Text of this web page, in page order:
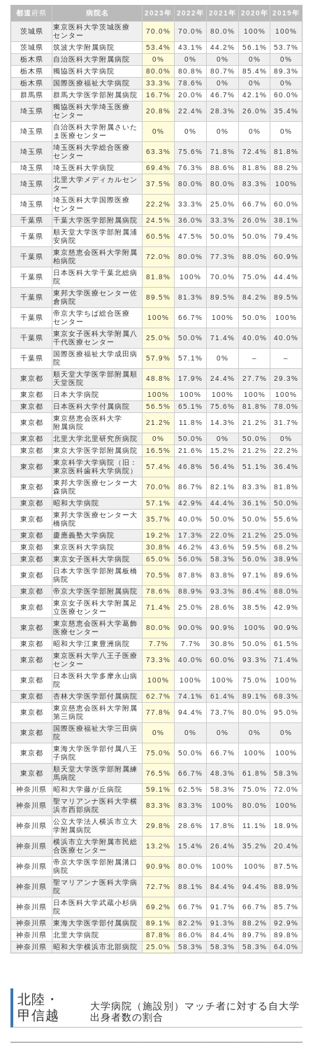
都道府県 病院名 2023年 2022年 2021年 2020年 2019年
茨城県
東京医科大学茨城医療
センター
70.0% 70.0% 80.0% 100% 100%
茨城県 筑波大学附属病院 53.4% 43.1% 44.2% 56.1%
53.7%
栃木県
自治医科大学附属病院 0% 0% 0% 0%
0%
栃木県
獨協医科大学病院 80.0% 80.8% 80.7% 85.4%
89.3%
栃木県
国際医療福祉大学病院 33.3% 78.6% 0% 0%
0%
群馬県
群馬大学医学部附属病院 16.7% 20.0% 46.7% 42.1% 60.0%
埼玉県
獨協医科大学埼玉医療
センター
20.8% 22.4% 28.3% 26.0% 35.4%
埼玉県
自治医科大学附属さいた
ま医療センター
0% 0% 0% 0% 0%
埼玉県
埼玉医科大学総合医療
センター
63.3% 75.6% 71.8% 72.4% 81.8%
埼玉県 埼玉医科大学病院 69.4% 76.3% 88.6% 81.8% 88.2%
埼玉県
北里大学メディカルセン
ター
37.5% 80.0% 80.0% 83.3% 100%
埼玉県
埼玉医科大学国際医療
センター
22.2% 33.3% 25.0% 66.7% 60.0%
千葉県 千葉大学医学部附属病院 24.5% 36.0% 33.3% 26.0% 38.1%
千葉県
順天堂大学医学部附属浦
安病院
60.5% 47.5% 50.0% 50.0% 79.4%
千葉県
東京慈恵会医科大学附属
柏病院
72.0% 80.0% 77.3% 88.0% 60.9%
千葉県
日本医科大学千葉北総病
院
81.8% 100% 70.0% 75.0% 44.4%
千葉県
東邦大学医療センター佐
倉病院
89.5% 81.3% 89.5% 84.2% 89.5%
千葉県
帝京大学ちば総合医療
センター
100% 66.7% 100% 50.0% 100%
千葉県
東京女子医科大学附属八
千代医療センター
25.0% 50.0% 71.4% 40.0% 40.0%
千葉県
国際医療福祉大学成田病
院
57.9% 57.1% 0% – –
東京都
順天堂大学医学部附属順
天堂医院
48.8% 17.9% 24.4% 27.7% 29.3%
東京都 日本大学病院 100% 100% 100% 100%
100%
東京都
日本医科大学付属病院 56.5% 65.1% 75.6% 81.8% 78.0%
東京都
東京慈恵会医科大学
附属病院
21.2% 11.8% 14.3% 21.2% 31.7%
東京都 北里大学北里研究所病院 0% 50.0% 0% 50.0%
0%
東京都
東京大学医学部附属病院 16.5% 21.6% 15.2% 21.2% 22.2%
東京都
東京科学大学病院（旧：
東京医科歯科大学病院）
57.4% 46.8% 56.4% 51.1% 36.4%
東京都
東邦大学医療センター大
森病院
70.0% 86.7% 82.1% 83.3% 81.8%
東京都 昭和大学病院 57.1% 42.9% 44.4% 36.1% 50.0%
東京都
東邦大学医療センター大
橋病院
35.7% 40.0% 50.0% 50.0% 55.6%
東京都 慶應義塾大学病院 19.2% 17.3% 22.0% 21.2%
25.0%
東京都
東京医科大学病院 30.8% 46.2% 43.6% 59.5%
68.2%
東京都
東京女子医科大学病院 65.0% 56.0% 58.3% 56.0% 38.9%
東京都
日本大学医学部附属板橋
病院
70.5% 87.8% 83.8% 97.1% 89.6%
東京都 帝京大学医学部附属病院 78.6% 88.9% 93.3% 86.4% 88.0%
東京都
東京女子医科大学附属足
立医療センター
71.4% 25.0% 28.6% 38.5% 42.9%
東京都
東京慈恵会医科大学葛飾
医療センター
80.0% 90.0% 90.9% 100% 90.9%
東京都 昭和大学江東豊洲病院 7.7% 7.7% 30.8% 50.0% 61.5%
東京都
東京医科大学八王子医療
センター
73.3% 40.0% 60.0% 93.3% 71.4%
東京都
日本医科大学多摩永山病
院
100% 100% 100% 75.0% 100%
東京都 杏林大学医学部付属病院 62.7% 74.1% 61.4% 89.1% 68.3%
東京都
東京慈恵会医科大学附属
第三病院
77.8% 94.4% 73.7% 80.0% 95.0%
東京都
国際医療福祉大学三田病
院
0% 0% 0% 0% 0%
東京都
東海大学医学部付属八王
子病院
75.0% 50.0% 66.7% 100% 100%
東京都
順天堂大学医学部附属練
馬病院
76.5% 66.7% 48.3% 61.8% 58.3%
神奈川県 昭和大学藤が丘病院 59.1% 62.5% 58.3% 75.0% 72.0%
神奈川県
聖マリアンナ 医科大学横
浜市西部病院
83.3% 83.3% 100% 80.0% 100%
神奈川県
公立大学法人横浜市立大
学附属病院
29.8% 28.6% 17.8% 11.1% 18.9%
神奈川県
横浜市立大学附属市民総
合医療センター
13.2% 15.4% 26.4% 35.2% 20.4%
神奈川県
帝京大学医学部附属溝口
病院
90.9% 80.0% 100% 100% 87.5%
神奈川県
聖マリアンナ 医科大学病
院
72.7% 88.1% 84.4% 94.4% 88.9%
神奈川県
日本医科大学武蔵小杉病
院
69.2% 66.7% 91.7% 66.7% 85.7%
神奈川県 東海大学医学部付属病院 89.1% 82.2% 91.3% 88.2%
92.9%
神奈川県
北里大学病院 87.8% 86.0% 84.4% 89.7%
89.8%
神奈川県
昭和大学横浜市北部病院 25.0% 58.3% 58.3% 58.3% 64.0%
北陸・
甲信越
大学病院（施設別）マッチ者に対する自大学
出身者数の割合